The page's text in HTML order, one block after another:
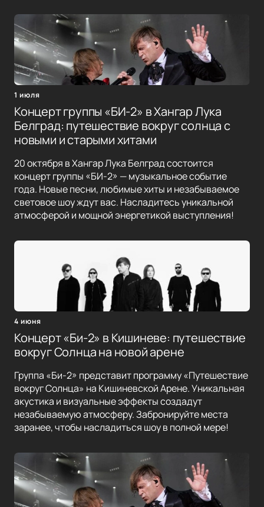
1 июля
Концерт группы «БИ-2» в Хангар Лука
Белград: путешествие вокруг солнца с
новыми и старыми хитами
20 октября в Хангар Лука Белград состоится
концерт группы «БИ-2» — музыкальное событие
года. Новые песни, любимые хиты и незабываемое
световое шоу ждут вас. Насладитесь уникальной
атмосферой и мощной энергетикой выступления!
4 июня
Концерт «Би-2» в Кишиневе: путешествие
вокруг Солнца на новой арене
Группа «Би-2» представит программу «Путешествие
вокруг Солнца» на Кишиневской Арене. Уникальная
акустика и визуальные эффекты создадут
незабываемую атмосферу. Забронируйте места
заранее, чтобы насладиться шоу в полной мере!